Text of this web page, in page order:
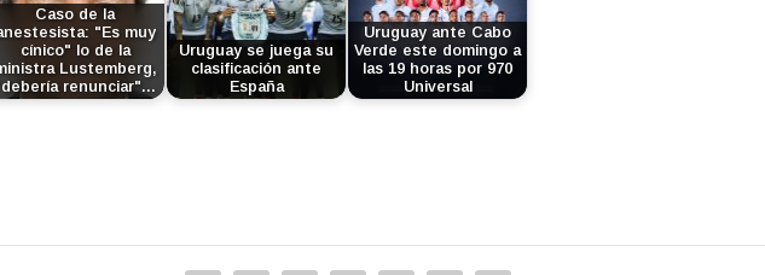
Caso de la
"Es muy
cínico" lo de la
Lustemberg,
renunciar"…
Uruguay se juega su
clasificación ante
España
Uruguay ante Cabo
Verde este domingo a
las 19 horas por 970
Universal